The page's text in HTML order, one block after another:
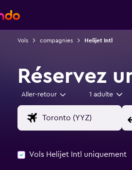
Vols compagnies Helijet Intl
Réservez
Aller-retour 1 adulte
Vols Helijet Intl uniquement